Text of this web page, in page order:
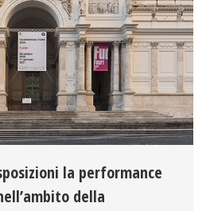
la performance
della